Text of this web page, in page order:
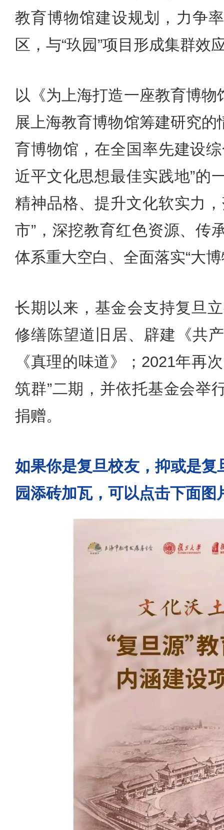
教育博物馆建设规划，力争
区，与“玖园”项目形成集群效
以《为上海打造一座教育博
展上海教育博物馆筹建研究
育博物馆，在全国率先建设
近平文化思想最佳实践地”的
精神品格、提升文化软实力
市”，深挖教育红色资源、传
体系重大空白、全面落实“大
长期以来，基金会支持复旦
修缮陈望道旧居、辟建《共
《真理的味道》；2021年再
筑群”二期，并依托基金会举
捐赠。
如果你是复旦校友，抑或是
园添砖加瓦，可以点击下面